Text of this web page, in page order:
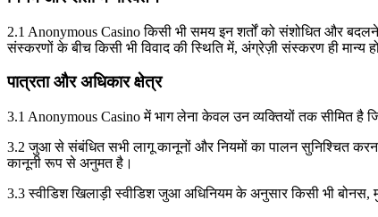
2.1 Anonymous Casino किसी भी समय इन शर्तों को संशोधित और
संस्करणों के बीच किसी भी विवाद की स्थिति में, अंग्रेज़ी संस्करण ही मान्य
पात्रता और अधिकार क्षेत्र
3.1 Anonymous Casino में भाग लेना केवल उन व्यक्तियों तक सीमित है
3.2 जुआ से संबंधित सभी लागू कानूनों और नियमों का पालन सुनिश्चित
कानूनी रूप से अनुमत है।
3.3 स्वीडिश खिलाड़ी स्वीडिश जुआ अधिनियम के अनुसार किसी भी बोनस,